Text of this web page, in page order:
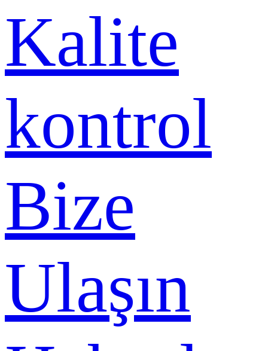
Kalite
kontrol
Bize
Ulaşın